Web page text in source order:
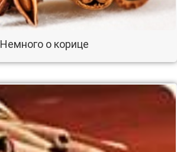
Немного о корице